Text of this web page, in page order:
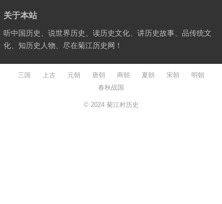
关于本站
听中国历史、说世界历史、读历史文化、讲历史故事、品传统文
化、知历史人物、尽在菊江历史网！
三国 上古 元朝 唐朝 商朝 夏朝 宋朝
明朝
春秋战国
© 2024 菊江村历史